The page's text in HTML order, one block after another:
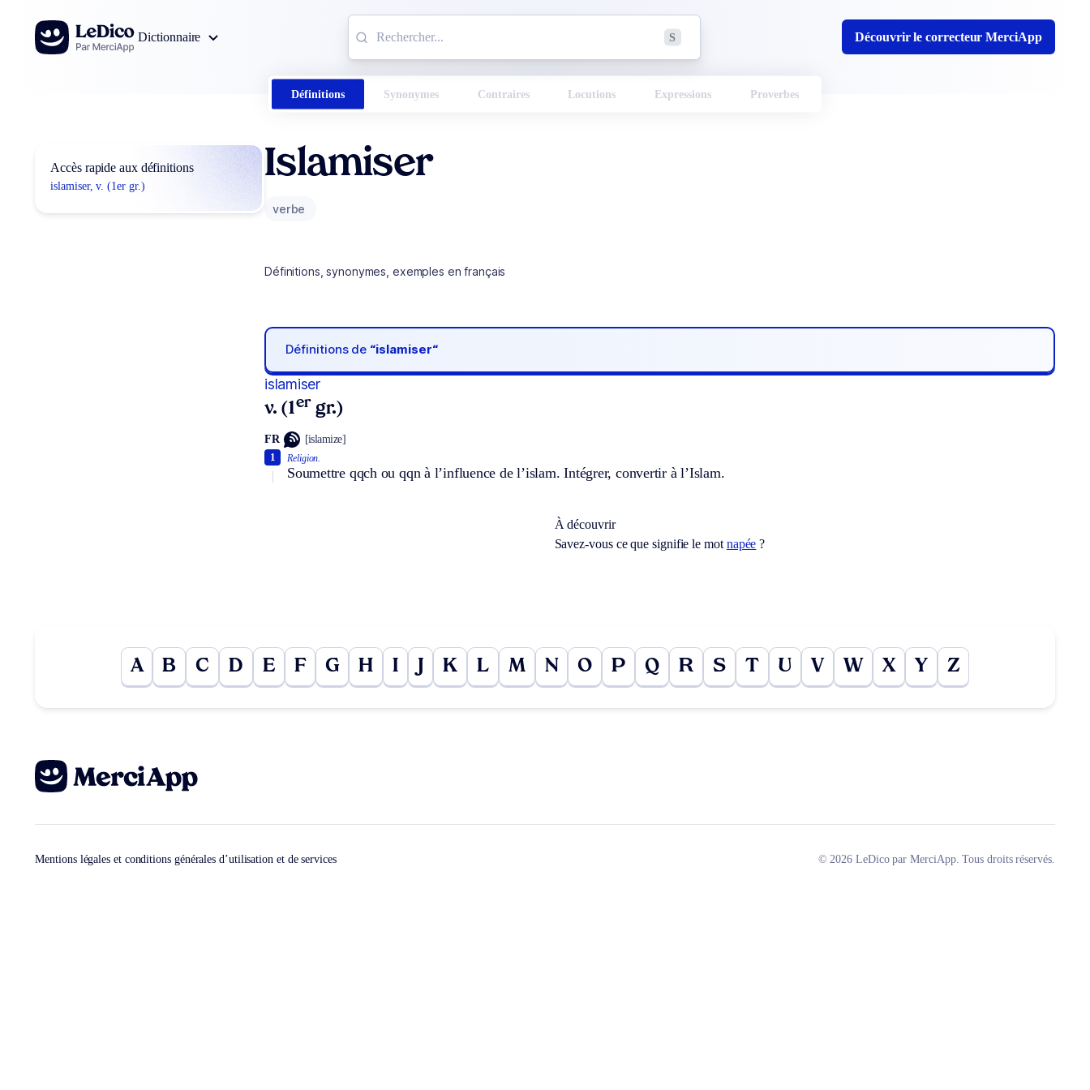
Aller au contenu
Dictionnaire
S Découvrir le correcteur MerciApp
Définitions Synonymes Contraires Locutions Expressions Proverbes
Accès rapide aux définitions
islamiser, v. (1er gr.)
Islamiser
verbe
Définitions, synonymes, exemples en français
Définitions de “islamiser“
islamiser
v. (1er gr.)
FR [islamize]
Religion.
Soumettre qqch ou qqn à l’influence de l’islam. Intégrer, convertir à l’Islam.
1
À découvrir
Savez-vous ce que signifie le mot napée ?
A B C D E F G H I J K L M N O P Q R S T U V W X Y Z
Mentions légales et conditions générales d’utilisation et de services © 2026 LeDico par MerciApp. Tous droits réservés.